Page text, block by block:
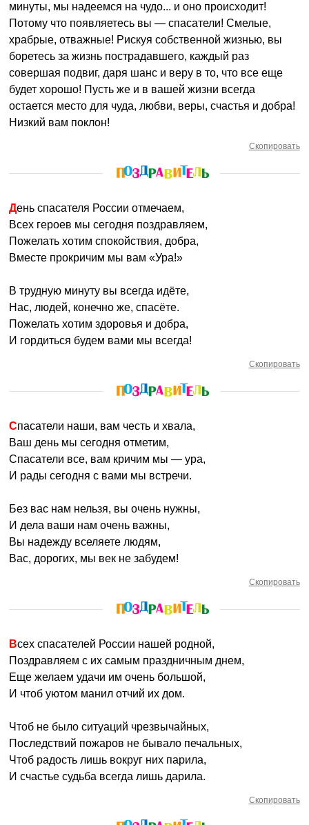
минуты, мы надеемся на чудо... и оно происходит!
Потому что появляетесь вы — спасатели! Смелые,
храбрые, отважные! Рискуя собственной жизнью, вы
боретесь за жизнь пострадавшего, каждый раз
совершая подвиг, даря шанс и веру в то, что все еще
будет хорошо! Пусть же и в вашей жизни всегда
остается место для чуда, любви, веры, счастья и добра!
Низкий вам поклон!
Скопировать
День спасателя России отмечаем,
Всех героев мы сегодня поздравляем,
Пожелать хотим спокойствия, добра,
Вместе прокричим мы вам «Ура!»
В трудную минуту вы всегда идёте,
Нас, людей, конечно же, спасёте.
Пожелать хотим здоровья и добра,
И гордиться будем вами мы всегда!
Скопировать
Спасатели наши, вам честь и хвала,
Ваш день мы сегодня отметим,
Спасатели все, вам кричим мы — ура,
И рады сегодня с вами мы встречи.
Без вас нам нельзя, вы очень нужны,
И дела ваши нам очень важны,
Вы надежду вселяете людям,
Вас, дорогих, мы век не забудем!
Скопировать
Всех спасателей России нашей родной,
Поздравляем с их самым праздничным днем,
Еще желаем удачи им очень большой,
И чтоб уютом манил отчий их дом.
Чтоб не было ситуаций чрезвычайных,
Последствий пожаров не бывало печальных,
Чтоб радость лишь вокруг них парила,
И счастье судьба всегда лишь дарила.
Скопировать